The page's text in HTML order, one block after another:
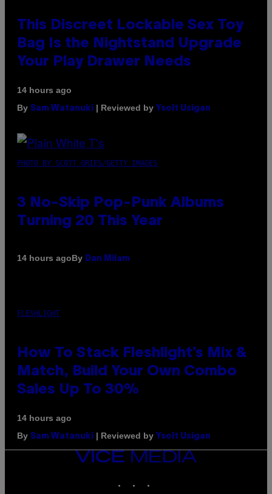
This Discreet Lockable Sex Toy
Bag Is the Nightstand Upgrade
Your Play Drawer Needs
14 hours ago
By Sam Watanuki | Reviewed by Ysolt Usigan
PHOTO BY SCOTT GRIES/GETTY IMAGES
3 No-Skip Pop-Punk Albums
Turning 20 This Year
14 hours agoBy Dan Milam
FLESHLIGHT
How To Stack Fleshlight’s Mix &
Match, Build Your Own Combo
Sales Up To 30%
14 hours ago
By Sam Watanuki | Reviewed by Ysolt Usigan
VICE
MEDIA